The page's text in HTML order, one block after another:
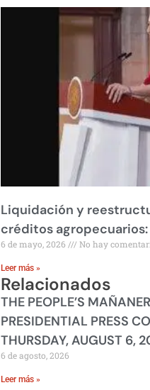
Liquidación y
créditos
6 de mayo, 2026 No hay
Leer más »
Relacionados
THE PEOPLE’S
PRESIDENTIAL PRESS
THURSDAY, AUGUST 6,
6 de agosto, 2026
Leer más »